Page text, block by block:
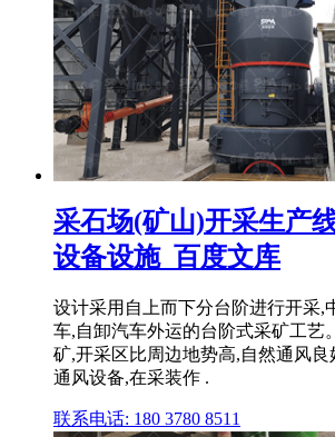
采石场(矿山)开采生产
设备设施_百度文库
设计采用自上而下分台阶进行开采,
车,自卸汽车外运的台阶式采矿工艺
矿,开采区比周边地势高,自然通风
通风设备,在采装作 .
联系电话: 180 3780 8511